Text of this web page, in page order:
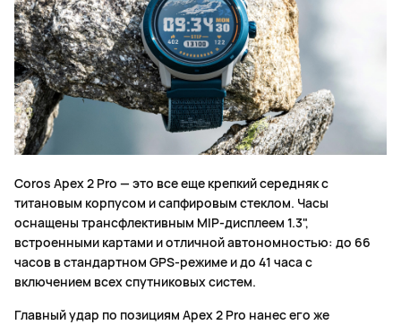
Coros Apex 2 Pro — это все еще крепкий середняк с
титановым корпусом и сапфировым стеклом. Часы
оснащены трансфлективным MIP-дисплеем 1.3",
встроенными картами и отличной автономностью: до 66
часов в стандартном GPS-режиме и до 41 часа с
включением всех спутниковых систем.
Главный удар по позициям Apex 2 Pro нанес его же